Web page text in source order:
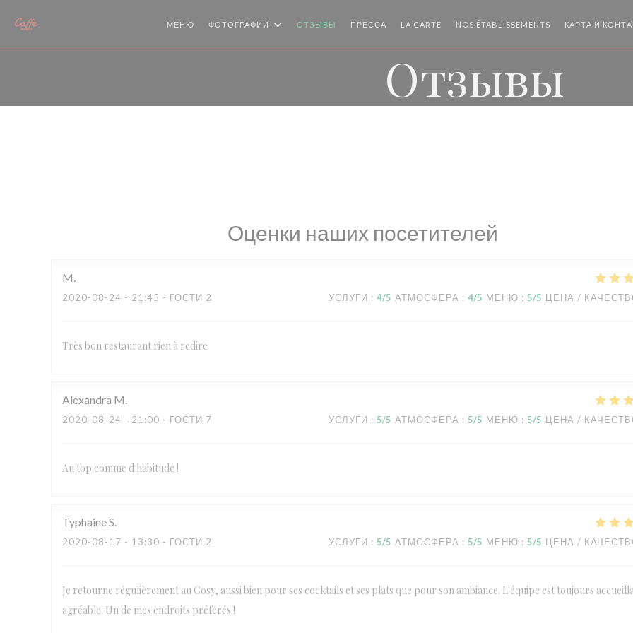
МЕНЮ ФОТОГРАФИИ ОТЗЫВЫ ПРЕССА LA CARTE ((ОТКРЫВАЕТСЯ В НОВОМ ОКНЕ))
NOS ÉTABLISSEMENTS ((ОТКРЫВАЕТСЯ
КАРТА И
Отзывы
Оценки наших посетителей
M
2020-08-24 - 21:45 - ГОСТИ 2 УСЛУГИ : 4/5 АТМОСФЕРА : 4/5 МЕНЮ : 5/5 ЦЕНА /
Très bon restaurant rien à redire
Alexandra M
2020-08-24 - 21:00 - ГОСТИ 7 УСЛУГИ : 5/5 АТМОСФЕРА : 5/5 МЕНЮ : 5/5 ЦЕНА /
Au top comme d habitude !
TyphaineS
2020-08-17 - 13:30 - ГОСТИ 2 УСЛУГИ : 5/5 АТМОСФЕРА : 5/5 МЕНЮ : 5/5 ЦЕНА /
Je retourne régulièrement au Cosy, aussi bien pour ses cocktails et ses plats que pour son ambiance. L'équipe est toujours
agréable. Un de mes endroits préférés !